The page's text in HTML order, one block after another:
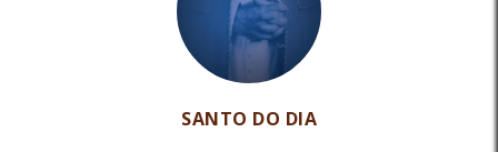
SANTO DO DIA